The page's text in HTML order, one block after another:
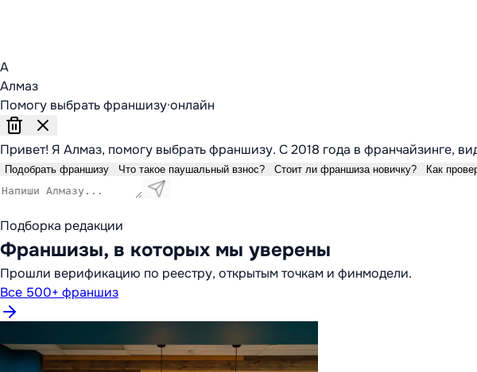
А
Алмаз
Помогу выбрать франшизу·онлайн
Привет! Я Алмаз, помогу выбрать франшизу. С 2018 года в франчайзинге,
Подобрать франшизу Что такое паушальный взнос? Стоит ли франшиза новичку? Как
Подборка редакции
Франшизы, в которых мы уверены
Прошли верификацию по реестру, открытым точкам и финмодели.
Все 500+ франшиз